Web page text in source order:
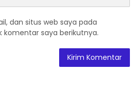
dan situs web saya pada
komentar saya berikutnya.